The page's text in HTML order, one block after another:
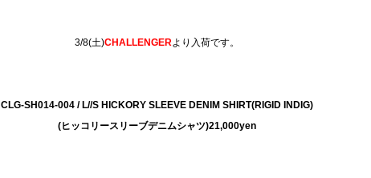
3/8(土)CHALLENGERより入荷です。
CLG-SH014-004 / L//S HICKORY SLEEVE DENIM SHIRT(RIGID INDIG)
(ヒッコリースリーブデニムシャツ)21,000yen